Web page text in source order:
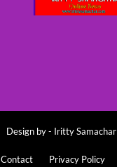
Design by - Iritty Samachar
Contact Privacy Policy